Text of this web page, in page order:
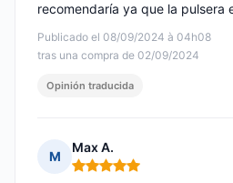
Publicado el 08/09/2024 à 04h08
tras una compra de 02/09/2024
recomendaría ya que la pulsera
Opinión traducida
M
Max A.
Nota: 5 de 5